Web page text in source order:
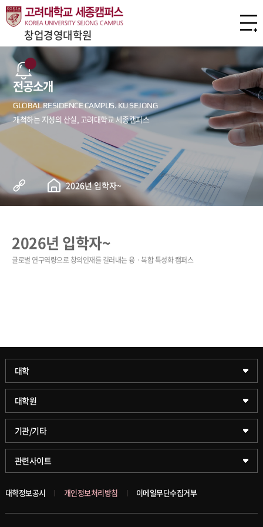
창업경영대학원
전공소개
2026년 입학자~
2026년 입학자~
대학
과학기술대학
약학대학
글로벌비즈니스대학
공공정책대학
스마트도시학부
대학원
일반대학원
문화스포츠대학원
창업경영대학원
융합과학대학원
기관/기타
학술정보원(도서관)
학술정보팀
국제교류교육원
관련사이트
KUPID
블랙보드
대학정보공시 개인정보처리방침 이메일무단수집거부